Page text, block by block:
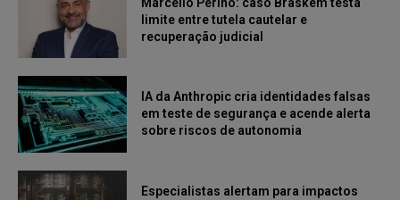
limite entre tutela cautelar e
recuperação judicial
IA da Anthropic cria identidades falsas
em teste de segurança e acende alerta
sobre riscos de autonomia
Especialistas alertam para impactos